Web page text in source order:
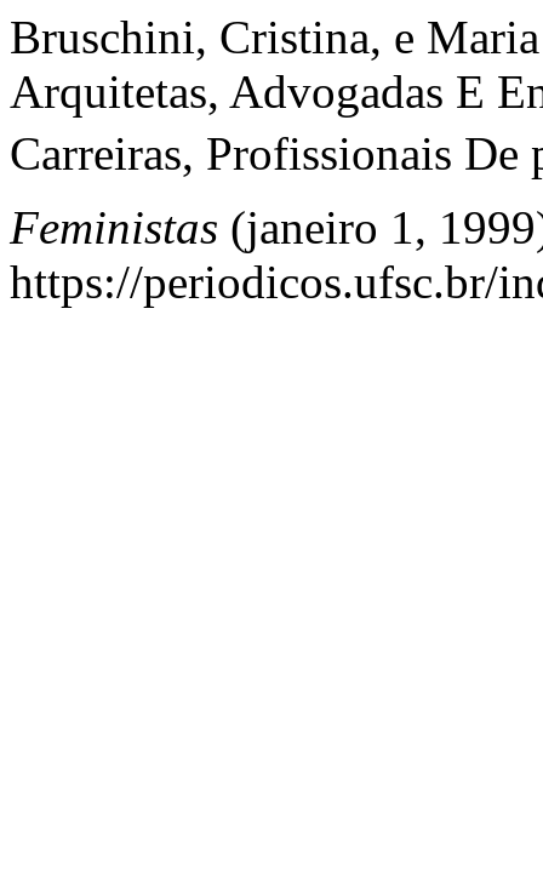
Bruschini, Cristina, e
Arquitetas, Advogadas E
Carreiras, Profissionais De
Feministas (janeiro 1,
https://periodicos.ufsc.br/